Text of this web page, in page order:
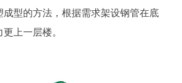
成型的方法，根据需求架设钢管在底
上一层楼。